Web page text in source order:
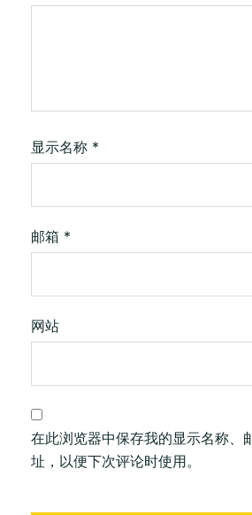
显示名称 *
邮箱 *
网站
在此浏览器中保存我的显示名称、
址，以便下次评论时使用。